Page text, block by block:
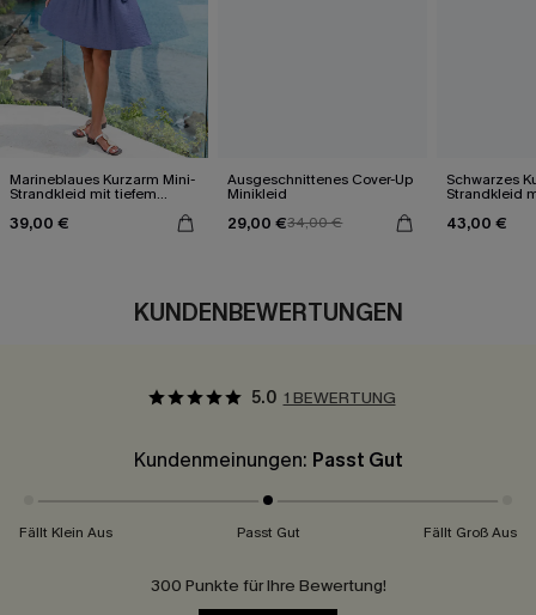
Marineblaues Kurzarm Mini-
Strandkleid mit tiefem
39,00 €
Ausgeschnittenes Cover-Up
Minikleid
29,00 €34,00 €
Schwarzes
Strandkleid
43,00 €
KUNDENBEWERTUNGEN
5.0 1 BEWERTUNG
Kundenmeinungen: Passt Gut
Fällt Klein Aus Passt Gut Fällt Groß Aus
300 Punkte für Ihre Bewertung!